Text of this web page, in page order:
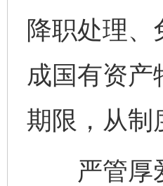
降职处理
成国有资
期限，从制
严管厚爱